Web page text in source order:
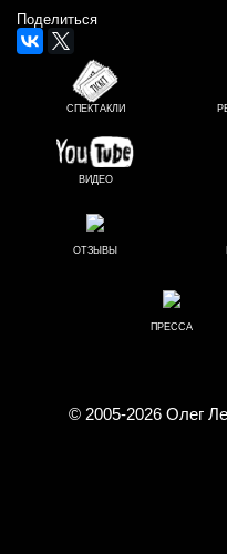
Поделиться
СПЕКТАКЛИ
ВИДЕО
ОТЗЫВЫ
ПРЕССА
© 2005-2026 Олег